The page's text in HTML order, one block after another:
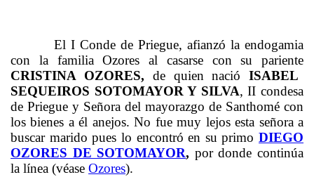
El I Conde de Priegue, afianzó la endogamia
con la familia Ozores al casarse con su pariente
CRISTINA OZORES, de quien nacióISABEL
SEQUEIROS SOTOMAYOR Y SILVA, II condesa
de Priegue y Señora del mayorazgo de Santhomé con
los bienes a él anejos. No fue muy lejos esta señora a
buscar marido pues lo encontró en su primo DIEGO
OZORES DE SOTOMAYOR, por donde continúa
la línea (véase Ozores).